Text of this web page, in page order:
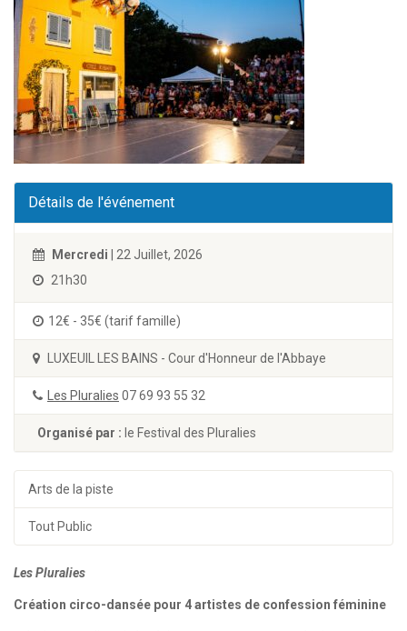
Détails de l'événement
Mercredi | 22 Juillet, 2026
21h30
12€ - 35€ (tarif famille)
LUXEUIL LES BAINS - Cour d'Honneur de l'Abbaye
Les Pluralies 07 69 93 55 32
Organisé par : le Festival des Pluralies
Arts de la piste
Tout Public
Les Pluralies
Création circo-dansée pour 4 artistes de confession féminine